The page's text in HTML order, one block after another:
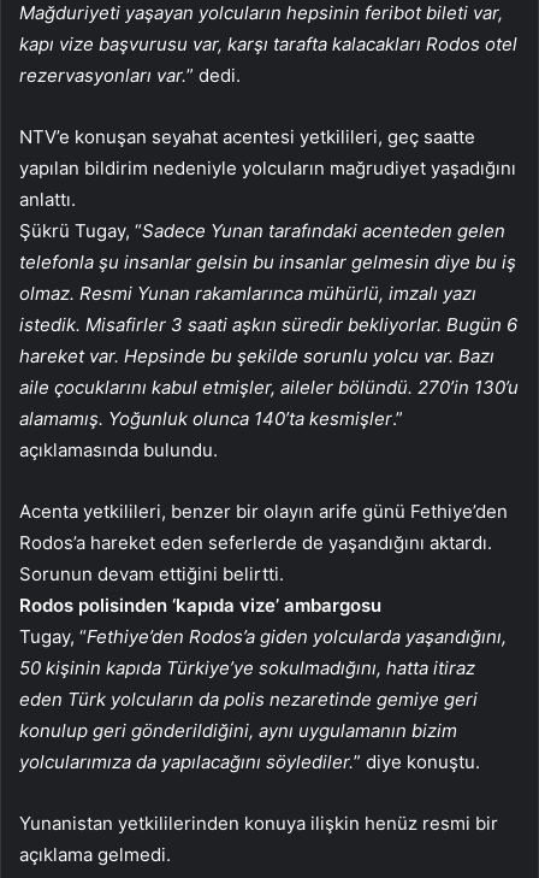
Mağduriyeti yaşayan yolcuların hepsinin feribot bileti var,
kapı vize başvurusu var, karşı tarafta kalacakları Rodos otel
rezervasyonları var.” dedi.
NTV’e konuşan seyahat acentesi yetkilileri, geç saatte
yapılan bildirim nedeniyle yolcuların mağrudiyet yaşadığını
anlattı.
Şükrü Tugay, “Sadece Yunan tarafındaki acenteden gelen
telefonla şu insanlar gelsin bu insanlar gelmesin diye bu iş
olmaz. Resmi Yunan rakamlarınca mühürlü, imzalı yazı
istedik. Misafirler 3 saati aşkın süredir bekliyorlar. Bugün 6
hareket var. Hepsinde bu şekilde sorunlu yolcu var. Bazı
aile çocuklarını kabul etmişler, aileler bölündü. 270’in 130’u
alamamış. Yoğunluk olunca 140’ta kesmişler.”
açıklamasında bulundu.
Acenta yetkilileri, benzer bir olayın arife günü Fethiye’den
Rodos’a hareket eden seferlerde de yaşandığını aktardı.
Sorunun devam ettiğini belirtti.
Rodos polisinden ‘kapıda vize’ ambargosu
Tugay, “Fethiye’den Rodos’a giden yolcularda yaşandığını,
50 kişinin kapıda Türkiye’ye sokulmadığını, hatta itiraz
eden Türk yolcuların da polis nezaretinde gemiye geri
konulup geri gönderildiğini, aynı uygulamanın bizim
yolcularımıza da yapılacağını söylediler.” diye konuştu.
Yunanistan yetkililerinden konuya ilişkin henüz resmi bir
açıklama gelmedi.